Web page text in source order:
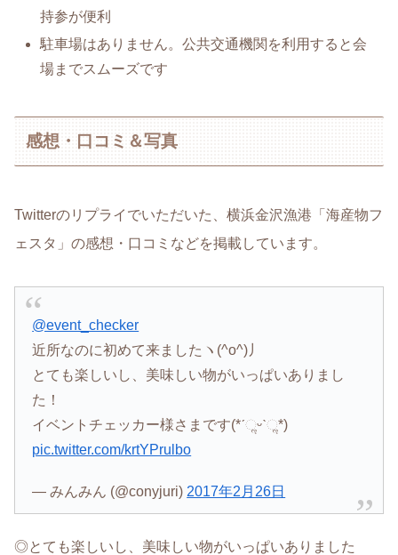
持参が便利
駐車場はありません。公共交通機関を利用すると会
場までスムーズです
感想・口コミ＆写真
Twitterのリプライでいただいた、横浜金沢漁港「海産物フ
ェスタ」の感想・口コミなどを掲載しています。
@event_checker
近所なのに初めて来ましたヽ(^o^)丿
とても楽しいし、美味しい物がいっぱいありまし
た！
イベントチェッカー様さまです(*ˊૢᵕˋૢ*)
pic.twitter.com/krtYPrulbo
— みんみん (@conyjuri) 2017年2月26日
◎とても楽しいし、美味しい物がいっぱいありました